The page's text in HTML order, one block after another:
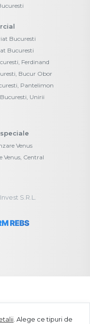
Bucuresti
Bucuresti
Ferdinand
Bucur Obor
Pantelimon
Unirii
Venus
Venus, Central
S.R.L.
Alege ce tipuri de